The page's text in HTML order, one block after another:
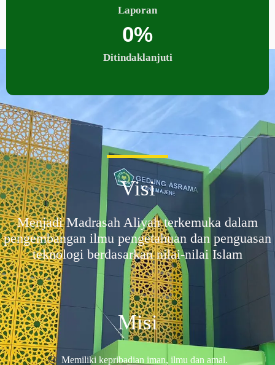
Laporan
0%
Ditindaklanjuti
Visi
Menjadi Madrasah Aliyah terkemuka dalam
pengembangan ilmu pengetahuan dan penguasan
teknologi berdasarkan nilai-nilai Islam
Misi
Memiliki kepribadian iman, ilmu dan amal.